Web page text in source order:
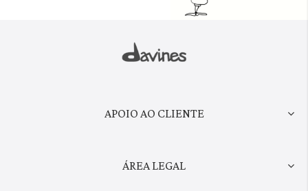
APOIO AO CLIENTE
ÁREA LEGAL